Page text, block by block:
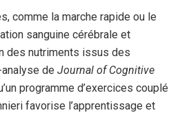
comme la marche rapide ou le
sanguine cérébrale et
des nutriments issus des
de Journal of Cognitive
programme d’exercices couplé
favorise l’apprentissage et